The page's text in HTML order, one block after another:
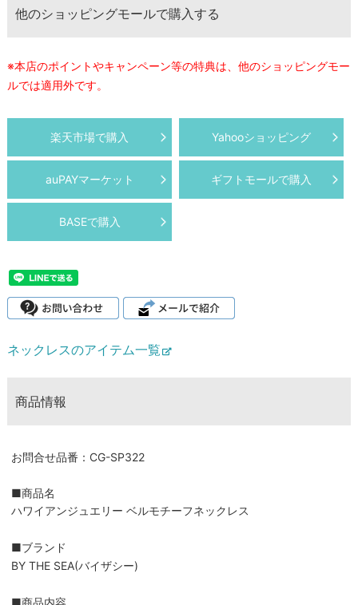
他のショッピングモールで購入する
※本店のポイントやキャンペーン等の特典は、他のショッピングモー
ルでは適用外です。
楽天市場で購入 Yahooショッピング
auPAYマーケット ギフトモールで購入
BASEで購入
ネックレスのアイテム一覧
商品情報
お問合せ品番：CG-SP322
■商品名
ハワイアンジュエリー ベルモチーフネックレス
■ブランド
BY THE SEA(バイザシー)
■商品内容